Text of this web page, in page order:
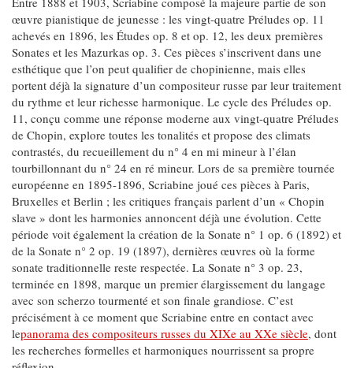
œuvre pianistique de jeunesse : les vingt-quatre Préludes op. 11
achevés en 1896, les Études op. 8 et op. 12, les deux premières
Sonates et les Mazurkas op. 3. Ces pièces s’inscrivent dans une
esthétique que l’on peut qualifier de chopinienne, mais elles
portent déjà la signature d’un compositeur russe par leur traitement
du rythme et leur richesse harmonique. Le cycle des Préludes op.
11, conçu comme une réponse moderne aux vingt-quatre Préludes
de Chopin, explore toutes les tonalités et propose des climats
contrastés, du recueillement du n° 4 en mi mineur à l’élan
tourbillonnant du n° 24 en ré mineur. Lors de sa première tournée
européenne en 1895-1896, Scriabine joué ces pièces à Paris,
Bruxelles et Berlin ; les critiques français parlent d’un « Chopin
slave » dont les harmonies annoncent déjà une évolution. Cette
période voit également la création de la Sonate n° 1 op. 6 (1892) et
de la Sonate n° 2 op. 19 (1897), dernières œuvres où la forme
sonate traditionnelle reste respectée. La Sonate n° 3 op. 23,
terminée en 1898, marque un premier élargissement du langage
avec son scherzo tourmenté et son finale grandiose. C’est
précisément à ce moment que Scriabine entre en contact avec
lepanorama des compositeurs russes du XIXe au XXe siècle, dont
les recherches formelles et harmoniques nourrissent sa propre